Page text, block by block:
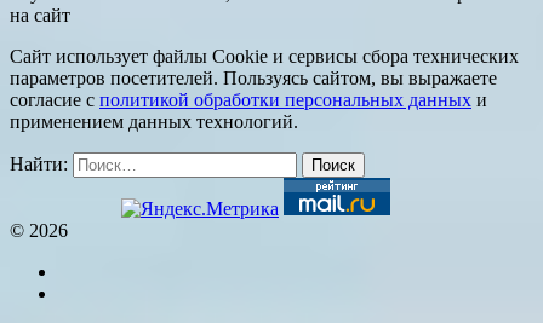
на сайт
Сайт использует файлы Cookie и сервисы сбора технических
параметров посетителей. Пользуясь сайтом, вы выражаете
согласие с политикой обработки персональных данных и
применением данных технологий.
Найти:
© 2026